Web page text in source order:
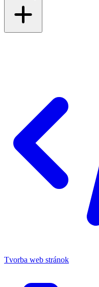
Tvorba web stránok